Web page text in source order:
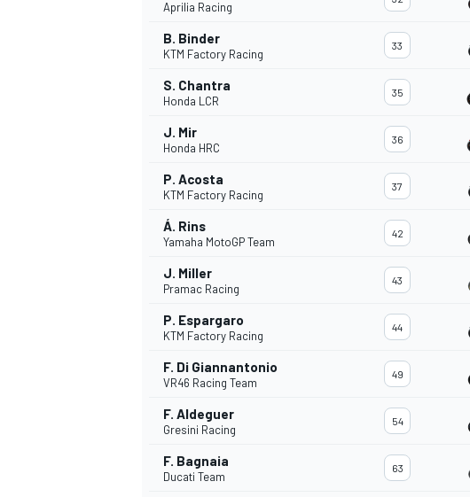
WEC
Aprilia Racing
B. Binder
KTM Factory Racing
33
S. Chantra
Honda LCR
35
J. Mir
Honda HRC
36
P. Acosta
KTM Factory Racing
37
Á. Rins
Yamaha MotoGP Team
42
J. Miller
Pramac Racing
43
P. Espargaro
KTM Factory Racing
44
F. Di Giannantonio
VR46 Racing Team
49
F. Aldeguer
Gresini Racing
54
F. Bagnaia
Ducati Team
63